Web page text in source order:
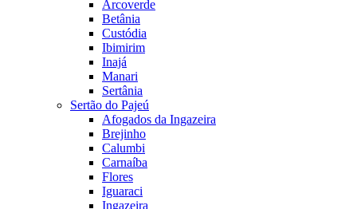
Arcoverde
Betânia
Custódia
Ibimirim
Inajá
Manari
Sertânia
Sertão do Pajeú
Afogados da Ingazeira
Brejinho
Calumbi
Carnaíba
Flores
Iguaraci
Ingazeira